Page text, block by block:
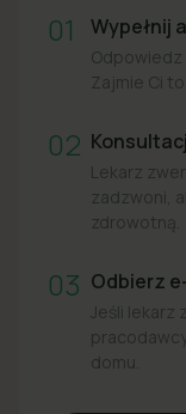
01 Wypełnij
Odpowiedz
Zajmie Ci
02
Lekarz
zadzwoni,
zdrowotną.
03 Odbierz
Jeśli lekarz
domu.